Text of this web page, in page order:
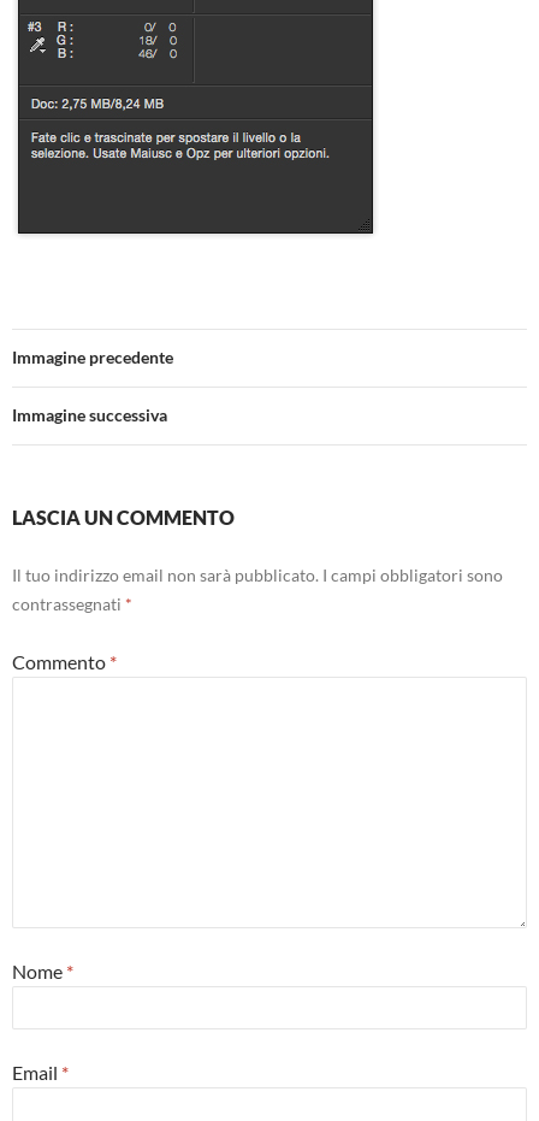
Immagine precedente
Immagine successiva
LASCIA UN COMMENTO
Il tuo indirizzo email non sarà pubblicato. I campi obbligatori sono
contrassegnati *
Commento *
Nome *
Email *